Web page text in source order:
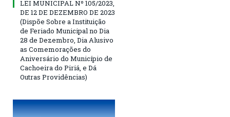
LEI MUNICIPAL Nº 105/2023,
DE 12 DE DEZEMBRO DE 2023
(Dispõe Sobre a Instituição
de Feriado Municipal no Dia
28 de Dezembro, Dia Alusivo
as Comemorações do
Aniversário do Município de
Cachoeira do Piriá, e Dá
Outras Providências)